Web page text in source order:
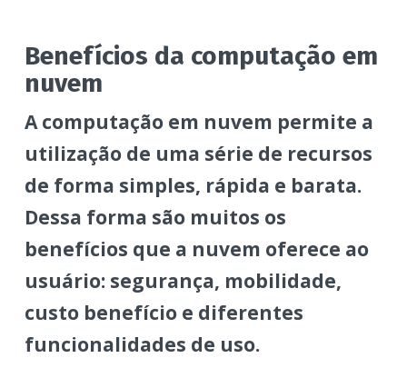
Benefícios da computação em
nuvem
A computação em nuvem permite a
utilização de uma série de recursos
de forma simples, rápida e barata.
Dessa forma são muitos os
benefícios que a nuvem oferece ao
usuário: segurança, mobilidade,
custo benefício e diferentes
funcionalidades de uso.